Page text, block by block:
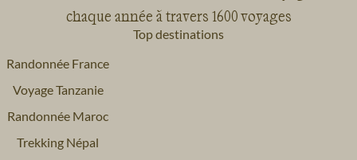
chaque année à travers 1600 voyages
Top destinations
Randonnée France
Voyage Tanzanie
Randonnée Maroc
Trekking Népal